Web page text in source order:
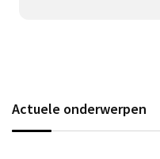
Actuele onderwerpen